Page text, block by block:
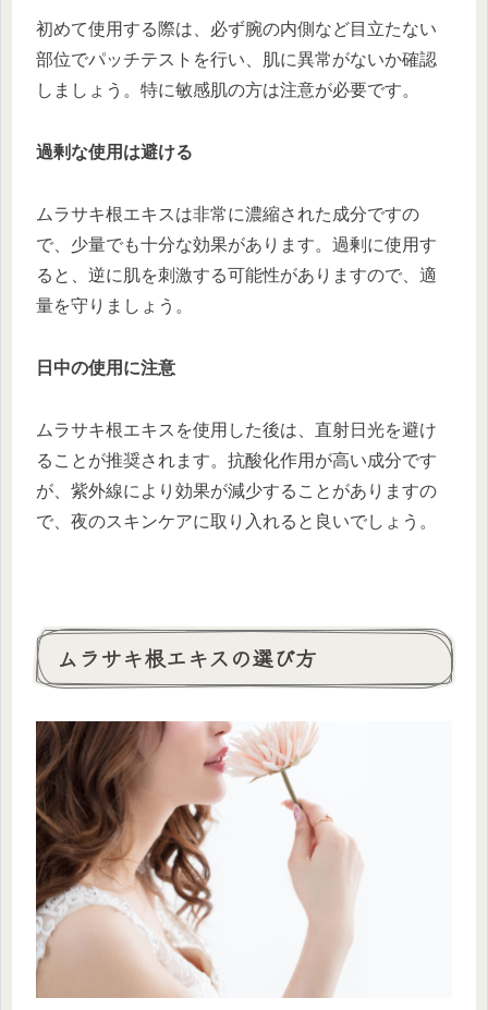
初めて使用する際は、必ず腕の内側など目立たない
部位でパッチテストを行い、肌に異常がないか確認
しましょう。特に敏感肌の方は注意が必要です。
過剰な使用は避ける
ムラサキ根エキスは非常に濃縮された成分ですの
で、少量でも十分な効果があります。過剰に使用す
ると、逆に肌を刺激する可能性がありますので、適
量を守りましょう。
日中の使用に注意
ムラサキ根エキスを使用した後は、直射日光を避け
ることが推奨されます。抗酸化作用が高い成分です
が、紫外線により効果が減少することがありますの
で、夜のスキンケアに取り入れると良いでしょう。
ムラサキ根エキスの選び方